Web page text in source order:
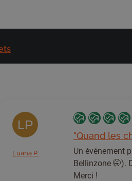
LP
Luana P.
"Quand les
Un événement
Bellinzone 🤭).
Merci !